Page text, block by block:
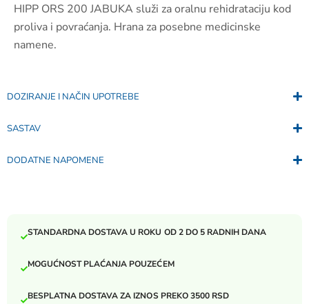
HIPP ORS 200 JABUKA služi za oralnu rehidrataciju kod
proliva i povraćanja. Hrana za posebne medicinske
namene.
DOZIRANJE I NAČIN UPOTREBE
SASTAV
DODATNE NAPOMENE
STANDARDNA DOSTAVA U ROKU OD 2 DO 5 RADNIH DANA
MOGUĆNOST PLAĆANJA POUZEĆEM
BESPLATNA DOSTAVA ZA IZNOS PREKO 3500 RSD